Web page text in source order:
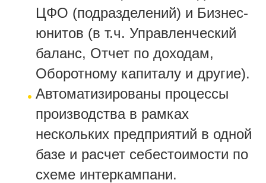
ЦФО (подразделений) и Бизнес-
юнитов (в т.ч. Управленческий
баланс, Отчет по доходам,
Оборотному капиталу и другие).
Автоматизированы процессы
производства в рамках
нескольких предприятий в одной
базе и расчет себестоимости по
схеме интеркампани.